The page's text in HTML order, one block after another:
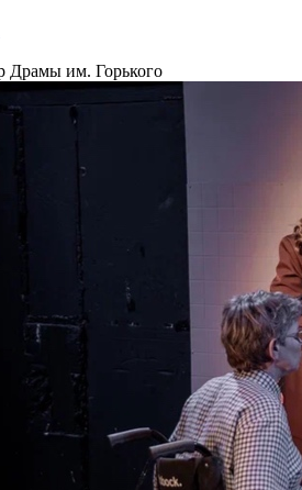
Драмы им. Горького